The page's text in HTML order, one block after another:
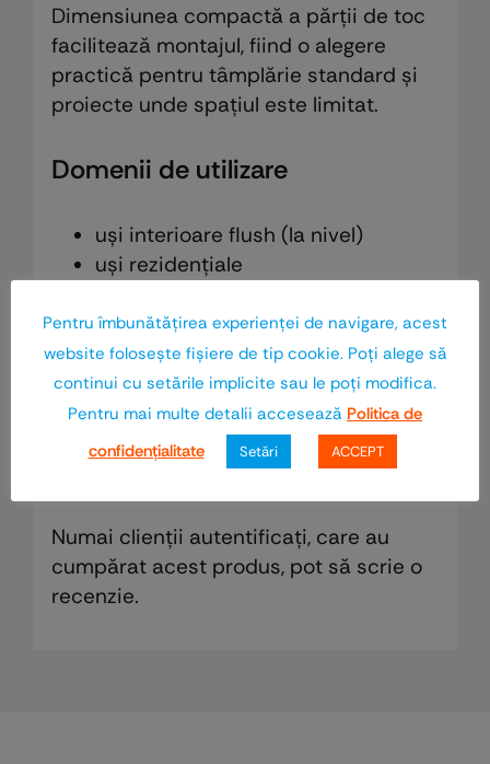
Dimensiunea compactă a părții de toc
facilitează montajul, fiind o alegere
practică pentru tâmplărie standard și
proiecte unde spațiul este limitat.
Domenii de utilizare
uși interioare flush (la nivel)
uși rezidențiale
proiecte de design modern
Recenzii
Numai clienții autentificați, care au
cumpărat acest produs, pot să scrie o
recenzie.
Pentru îmbunătăţirea experienţei de navigare, acest
website foloseşte fişiere de tip cookie. Poţi alege să
continui cu setările implicite sau le poţi modifica.
Pentru mai multe detalii accesează Politica de
confidenţialitate
Setări ACCEPT